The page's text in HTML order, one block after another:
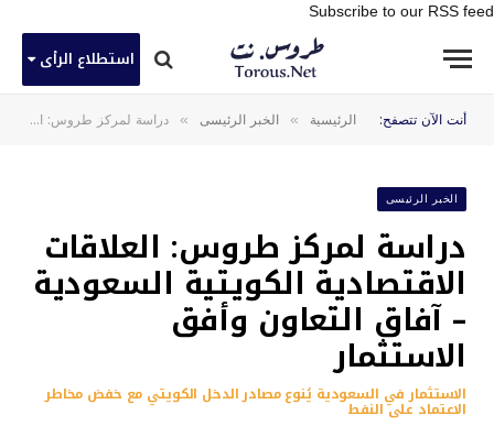
Subscribe to our RSS feed
استطلاع الرأى
أنت الآن تتصفح: الرئيسية » الخبر الرئيسى » دراسة لمركز طروس: العلاقات الاقتصادية الكويتية السعودية – آفاق التعاون وأفق الاستثمار
الخبر الرئيسى
دراسة لمركز طروس: العلاقات
الاقتصادية الكويتية السعودية
– آفاق التعاون وأفق
الاستثمار
الاستثمار في السعودية يُنوع مصادر الدخل الكويتي مع خفض مخاطر
الاعتماد على النفط